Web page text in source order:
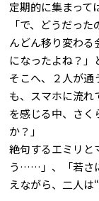
定期的に集まって
「で、どうだっ
んどん移り変わる
になったよね？」
そこへ、２人が通
も、スマホに流れ
を感じる中、さく
か？」
絶句するエミリと
う……」、「若さ
えながら、二人は“